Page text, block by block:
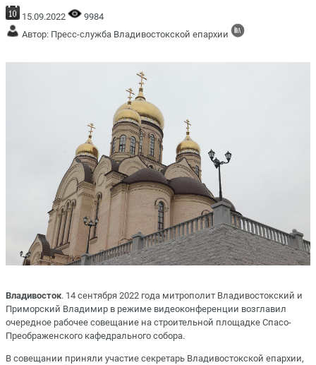
15.09.2022
9984
Автор: Пресс-служба Владивостокской епархии
Владивосток. 14 сентября 2022 года митрополит Владивостокский и
Приморский Владимир в режиме видеоконференции возглавил
очередное рабочее совещание на строительной площадке Спасо-
Преображенского кафедрального собора.
В совещании приняли участие секретарь Владивостокской епархии,